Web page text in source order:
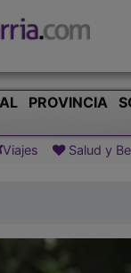
PROVINCIA
Viajes Salud y